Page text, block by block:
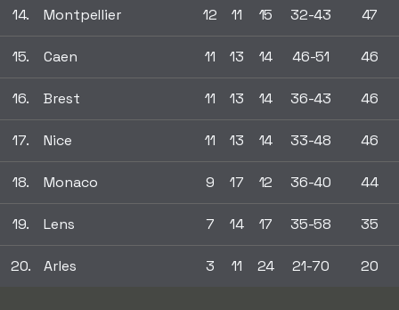
14. Montpellier 12 11 15 32-43 47
15. Caen 11 13 14 46-51 46
16. Brest 11 13 14 36-43 46
17. Nice 11 13 14 33-48 46
18. Monaco 9 17 12 36-40 44
19. Lens 7 14 17 35-58 35
20. Arles 3 11 24 21-70 20